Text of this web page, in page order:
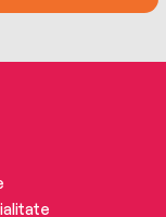
by the